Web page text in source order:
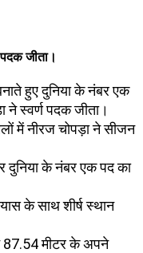
जीता।
हुए दुनिया के नंबर एक
ने स्वर्ण पदक जीता।
में नीरज चोपड़ा ने सीजन
दुनिया के नंबर एक पद का
के साथ शीर्ष स्थान
87.54 मीटर के अपने